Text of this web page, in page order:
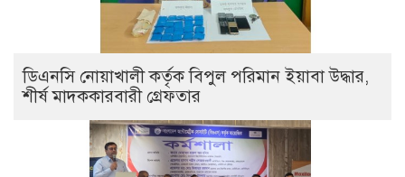
ডিএনসি নোয়াখালী কর্তৃক বিপুল পরিমান ইয়াবা উদ্ধার,
শীর্ষ মাদককারবারী গ্রেফতার